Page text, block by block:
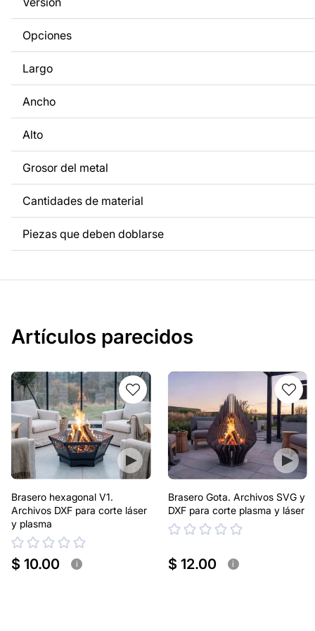
a tus necesidades. Si necesitas un diseño personalizado
metal, ponte en contacto con nosotros.
Si tienes alguna pregunta o necesitas ayuda, ponte en
cualquier momento: estamos siempre listos para ayudarte.
Opciones
Largo
Ancho
Alto
Grosor del metal
Cantidades de material
Piezas que deben doblarse
Artículos parecidos
Brasero hexagonal V1.
Archivos DXF para corte láser
y plasma
$ 10.00 i
Brasero Gota. Archivos SVG y
DXF para corte plasma y láser
$ 12.00 i